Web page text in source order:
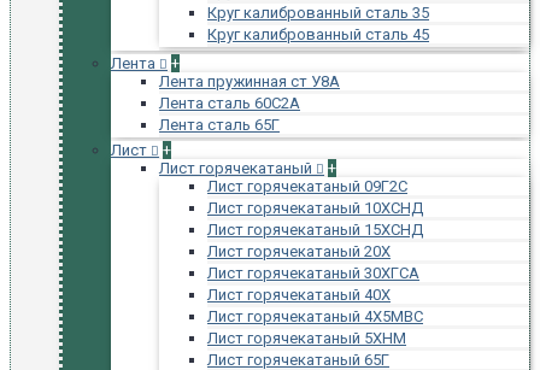
Круг калиброванный сталь 35
Круг калиброванный сталь 45
Лента
+
Лента пружинная ст У8А
Лента сталь 60С2А
Лента сталь 65Г
Лист
+
Лист горячекатаный
+
Лист горячекатаный 09Г2С
Лист горячекатаный 10ХСНД
Лист горячекатаный 15ХСНД
Лист горячекатаный 20Х
Лист горячекатаный 30ХГСА
Лист горячекатаный 40Х
Лист горячекатаный 4Х5МВС
Лист горячекатаный 5ХНМ
Лист горячекатаный 65Г